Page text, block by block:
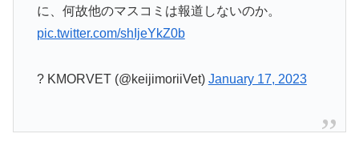
に、何故他のマスコミは報道しないのか。
pic.twitter.com/shIjeYkZ0b
? KMORVET (@keijimoriiVet) January 17, 2023